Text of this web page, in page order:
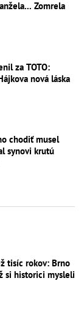
Zomrela
za TOTO:
nová láska
chodiť musel
synovi krutú
tisíc rokov: Brno
si historici mysleli